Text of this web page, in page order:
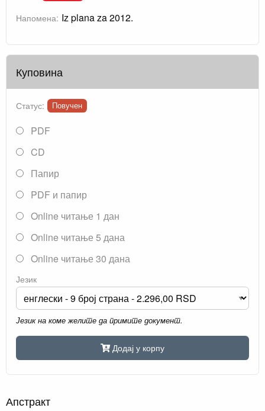
Напомена: Iz plana za 2012.
Куповина
Статус: Повучен
PDF
CD
Папир
PDF и папир
Online читање 1 дан
Online читање 5 дана
Online читање 30 дана
Језик
Језик на коме желите да примите документ.
Додај у корпу
Апстракт